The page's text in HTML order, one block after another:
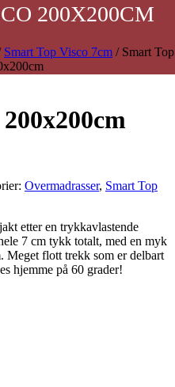
200X200CM
Smart Top Visco 7cm / Smart Top
Overmadrasser, Smart Top
etter en trykkavlastende
7 cm tykk totalt, med en myk
Meget flott trekk som er delbart
hjemme på 60 grader!